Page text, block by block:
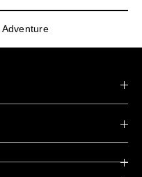
Adventure